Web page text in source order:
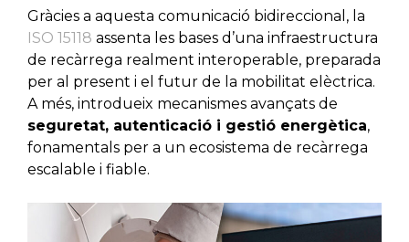
Gràcies a aquesta comunicació bidireccional, la
ISO 15118 assenta les bases d’una infraestructura
de recàrrega realment interoperable, preparada
per al present i el futur de la mobilitat elèctrica.
A més, introdueix mecanismes avançats de
seguretat, autenticació i gestió energètica,
fonamentals per a un ecosistema de recàrrega
escalable i fiable.